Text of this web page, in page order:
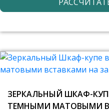
ЗЕРКАЛЬНЫЙ ШКАФ-
ТЕМНЫМИ МАТОВЫМИ